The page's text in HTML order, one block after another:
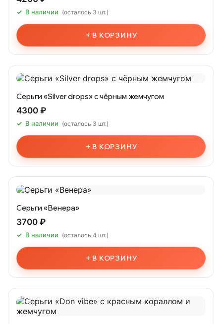
В наличии (осталось 3 шт.)
+ В КОРЗИНУ
Серьги «Silver drops» c чёрным жемчугом
4300 ₽
В наличии (осталось 3 шт.)
+ В КОРЗИНУ
Серьги «Венера»
3700 ₽
В наличии (осталось 4 шт.)
+ В КОРЗИНУ